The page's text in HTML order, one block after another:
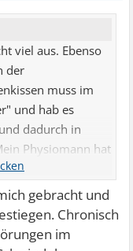
viel aus. Ebenso
der
muss im
und hab es
dadurch in
Physiomann hat
gebracht und
Chronisch
im